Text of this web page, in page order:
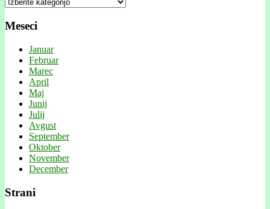
Meseci
Januar
Februar
Marec
April
Maj
Junij
Julij
Avgust
September
Oktober
November
December
Strani